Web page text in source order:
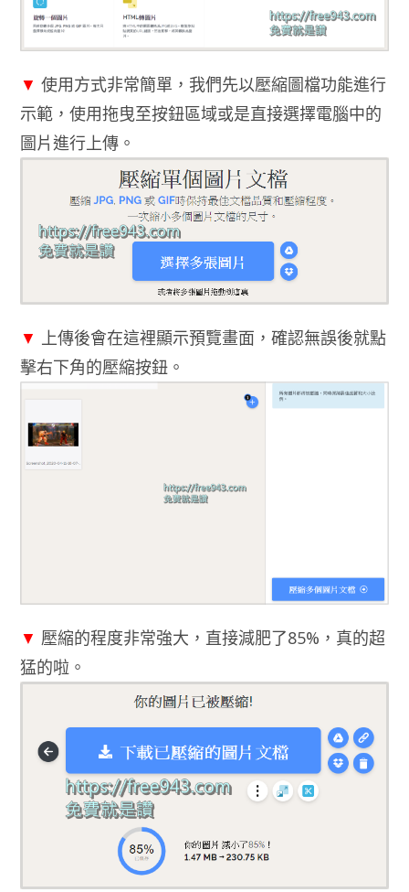
▼ 使用方式非常簡單，我們先以壓縮圖檔功能進行
示範，使用拖曳至按鈕區域或是直接選擇電腦中的
圖片進行上傳。
▼ 上傳後會在這裡顯示預覽畫面，確認無誤後就點
擊右下角的壓縮按鈕。
▼ 壓縮的程度非常強大，直接減肥了85%，真的超
猛的啦。